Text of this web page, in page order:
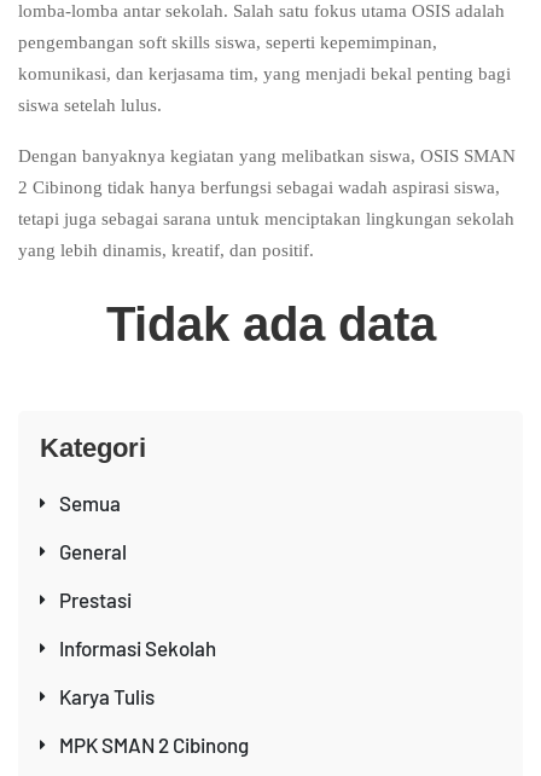
lomba-lomba antar sekolah. Salah satu fokus utama OSIS adalah
pengembangan soft skills siswa, seperti kepemimpinan,
komunikasi, dan kerjasama tim, yang menjadi bekal penting bagi
siswa setelah lulus.
Dengan banyaknya kegiatan yang melibatkan siswa, OSIS SMAN
2 Cibinong tidak hanya berfungsi sebagai wadah aspirasi siswa,
tetapi juga sebagai sarana untuk menciptakan lingkungan sekolah
yang lebih dinamis, kreatif, dan positif.
Tidak ada data
Kategori
Semua
General
Prestasi
Informasi Sekolah
Karya Tulis
MPK SMAN 2 Cibinong